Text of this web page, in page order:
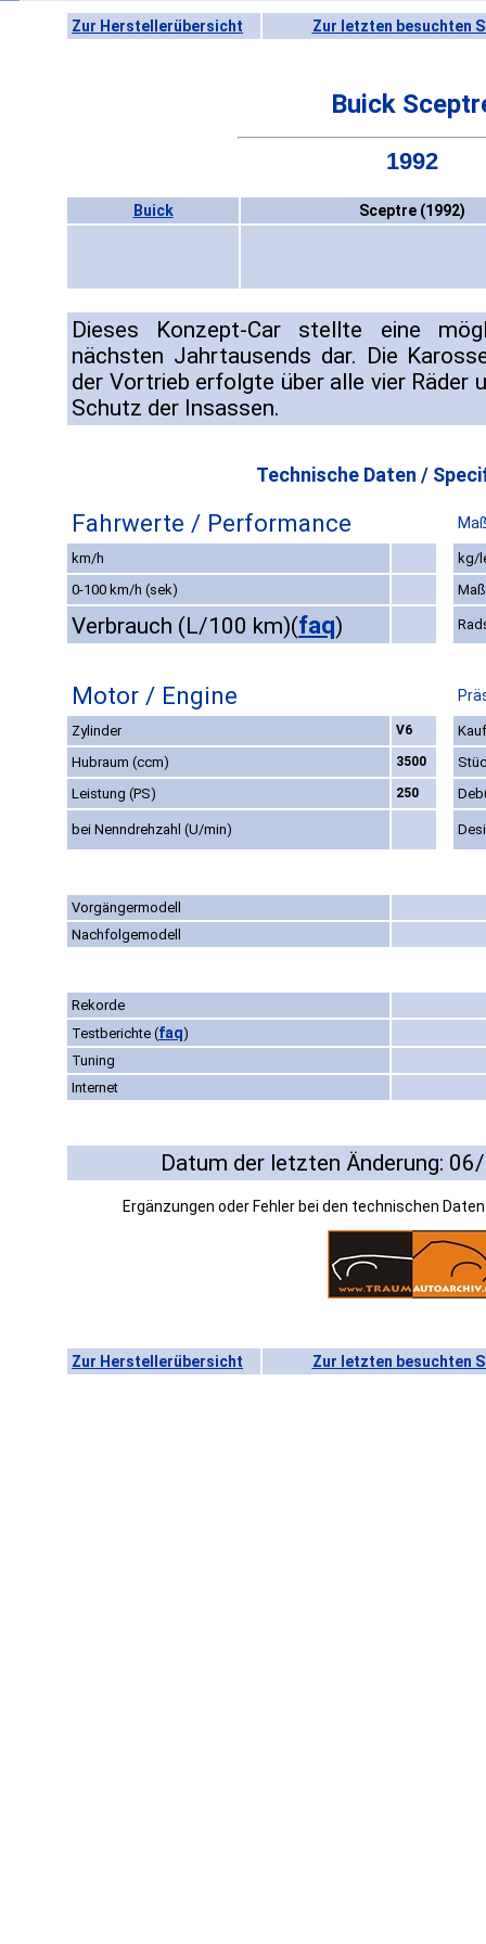
Zur Herstellerübersicht Zur letzten besuchten
Buick
1992
Buick Sceptre (1992)
Dieses Konzept-Car stellte eine
nächsten Jahrtausends dar. Die
der Vortrieb erfolgte über alle vier Räder
Schutz der Insassen.
Technische Daten /
Fahrwerte / Performance
km/h
kg/
0-100 km/h (sek)
Verbrauch (L/100 km)(faq)
Motor / Engine
Zylinder V6
Hubraum (ccm)
3500
Leistung (PS)
250
bei Nenndrehzahl (U/min)
Vorgängermodell
Nachfolgemodell
Rekorde
Testberichte (faq)
Tuning
Internet
Datum der letzten Änderung:
Ergänzungen oder Fehler bei den technischen
Zur Herstellerübersicht Zur letzten besuchten